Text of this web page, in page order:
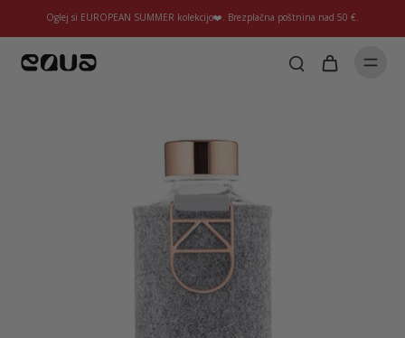
Oglej si EUROPEAN SUMMER kolekcijo❤️. Brezplačna poštnina nad 50 €.